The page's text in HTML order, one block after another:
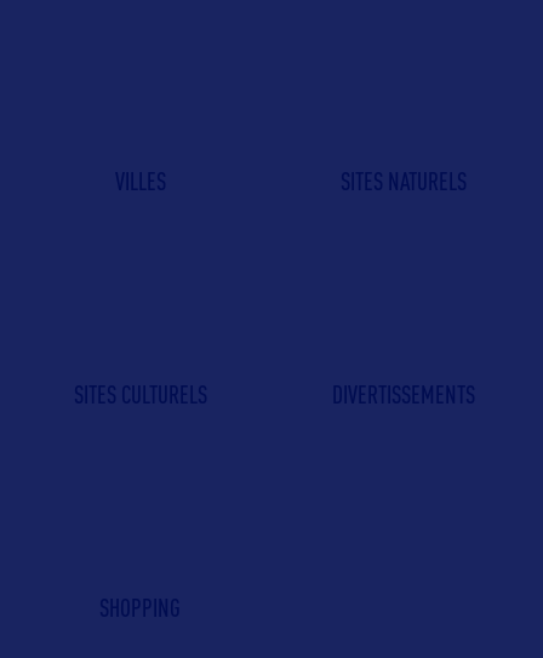
VILLES SITES NATURELS
SITES CULTURELS DIVERTISSEMENTS
SHOPPING